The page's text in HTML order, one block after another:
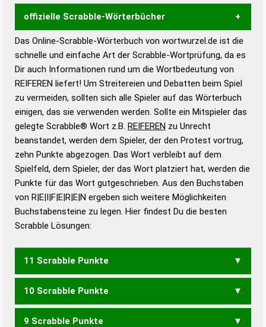
offizielle Scrabble-Wörterbücher
Wortwurzel liefert mit Hilfe eines semantischen
Wortanalyse-Algorithmus gute Anhaltspunkte zu
Wortbedeutung, Worttrennung und Wortform, um die
Gültigkeit eines Wortes für das Scrabble-Spiel zu
bestimmen!
zugelassene Turnier Scrabble-
Wörterbücher sind:
Duden – Standardwerk in 12 Bänden
Duden – Richtiges und gutes
Deutsch
Duden – Die deutsche Grammatik
Duden – Deutsches
Das Online-Scrabble-Wörterbuch von wortwurzel.de ist die
schnelle und einfache Art der Scrabble-Wortprüfung, da es
Dir auch Informationen rund um die Wortbedeutung von
REIFEREN liefert! Um Streitereien und Debatten beim Spiel
zu vermeiden, sollten sich alle Spieler auf das Wörterbuch
einigen, das sie verwenden werden. Sollte ein Mitspieler das
gelegte Scrabble® Wort z.B. REIFEREN zu Unrecht
beanstandet, werden dem Spieler, der den Protest vortrug,
zehn Punkte abgezogen. Das Wort verbleibt auf dem
Spielfeld, dem Spieler, der das Wort platziert hat, werden die
Punkte für das Wort gutgeschrieben. Aus den Buchstaben
von R|E|I|F|E|R|E|N ergeben sich weitere Möglichkeiten
Buchstabensteine zu legen. Hier findest Du die besten
Scrabble Lösungen:
11 Scrabble Punkte
EIFERERN EREIFERN FEINERER
10 Scrabble Punkte
EIFERER EREIFER EREIFRE
9 Scrabble Punkte